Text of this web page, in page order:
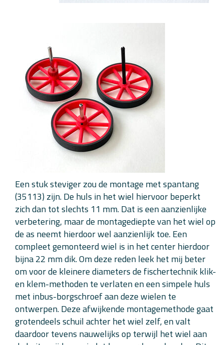
Een stuk steviger zou de montage met spantang
(35113) zijn. De huls in het wiel hiervoor beperkt
zich dan tot slechts 11 mm. Dat is een aanzienlijke
verbetering, maar de montagediepte van het wiel op
de as neemt hierdoor wel aanzienlijk toe. Een
compleet gemonteerd wiel is in het center hierdoor
bijna 22 mm dik. Om deze reden leek het mij beter
om voor de kleinere diameters de fischertechnik klik-
en klem-methoden te verlaten en een simpele huls
met inbus-borgschroef aan deze wielen te
ontwerpen. Deze afwijkende montagemethode gaat
grotendeels schuil achter het wiel zelf, en valt
daardoor tevens nauwelijks op terwijl het wiel aan